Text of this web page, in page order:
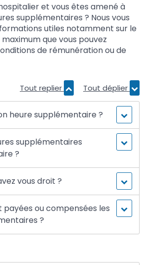
et vous êtes amené à
supplémentaires ? Nous vous
utiles notamment sur le
que vous pouvez
de rémunération ou de
Tout replier Tout déplier
heure supplémentaire ?
supplémentaires
?
vous droit ?
ou compensées les
?